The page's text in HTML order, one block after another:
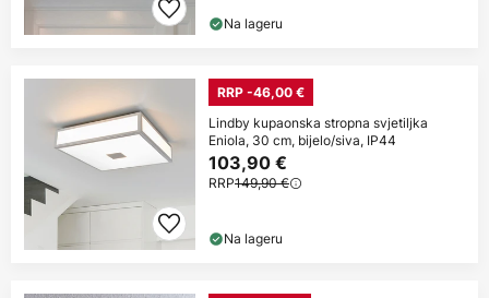
Na lageru
RRP -46,00 €
Lindby kupaonska stropna svjetiljka
Eniola, 30 cm, bijelo/siva, IP44
103,90 €
RRP149,90 €
Na lageru